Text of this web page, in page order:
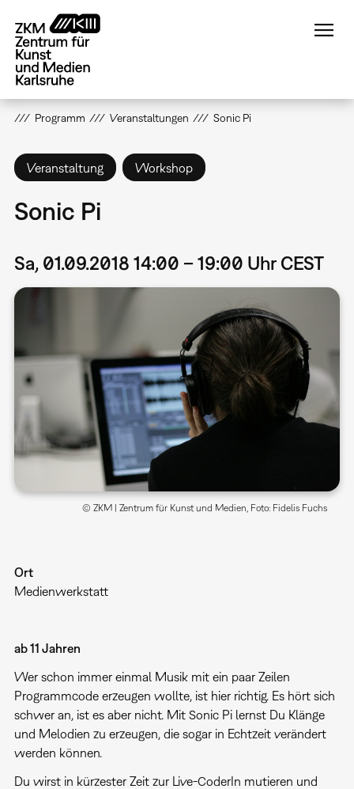
zum
Inhalt
Programm Veranstaltungen Sonic Pi
Veranstaltung Workshop
Sonic Pi
Sa, 01.09.2018 14:00 – 19:00 Uhr CEST
© ZKM | Zentrum für Kunst und Medien, Foto: Fidelis Fuchs
Ort
Medienwerkstatt
ab 11 Jahren
Wer schon immer einmal Musik mit ein paar Zeilen
Programmcode erzeugen wollte, ist hier richtig. Es hört sich
schwer an, ist es aber nicht. Mit Sonic Pi lernst Du Klänge
und Melodien zu erzeugen, die sogar in Echtzeit verändert
werden können.
Du wirst in kürzester Zeit zur Live-CoderIn mutieren und